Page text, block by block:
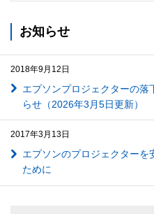
お知らせ
2018年9月12日
エプソンプロジェクターの落
らせ（2026年3月5日更新）
2017年3月13日
エプソンのプロジェクターを
ために